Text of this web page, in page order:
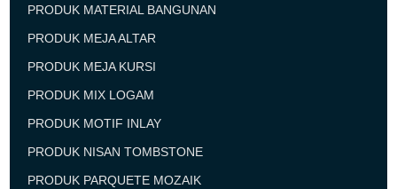
PRODUK MATERIAL BANGUNAN
PRODUK MEJA ALTAR
PRODUK MEJA KURSI
PRODUK MIX LOGAM
PRODUK MOTIF INLAY
PRODUK NISAN TOMBSTONE
PRODUK PARQUETE MOZAIK